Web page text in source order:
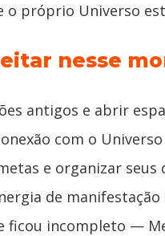
o próprio Universo
nesse
antigos e abrir
com o
e organizar
de
ficou incompleto —